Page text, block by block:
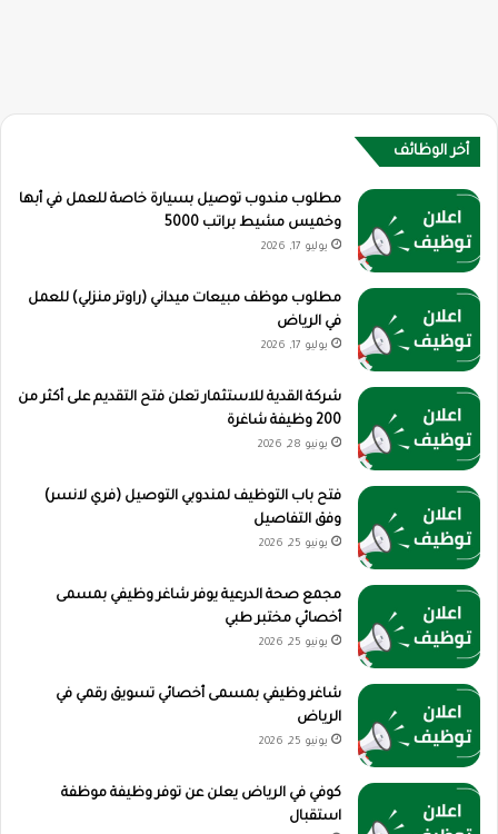
أخر الوظائف
مطلوب مندوب توصيل بسيارة خاصة للعمل في أبها
وخميس مشيط براتب 5000
يوليو 17, 2026
مطلوب موظف مبيعات ميداني (راوتر منزلي) للعمل
في الرياض
يوليو 17, 2026
شركة القدية للاستثمار تعلن فتح التقديم على أكثر من
200 وظيفة شاغرة
يونيو 28, 2026
فتح باب التوظيف لمندوبي التوصيل (فري لانسر)
وفق التفاصيل
يونيو 25, 2026
مجمع صحة الدرعية يوفر شاغر وظيفي بمسمى
أخصائي مختبر طبي
يونيو 25, 2026
شاغر وظيفي بمسمى أخصائي تسويق رقمي في
الرياض
يونيو 25, 2026
كوفي في الرياض يعلن عن توفر وظيفة موظفة
استقبال